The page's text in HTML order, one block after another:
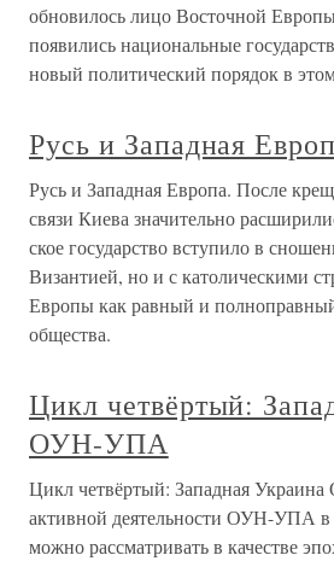
обновилось лицо Восточной
появились национальные
новый политический порядок в
Русь и Западная
Русь и Западная Европа. После
связи Киева значительно
ское государство вступило в
Византией, но и с католическими
Европы как равный и
общества.
Цикл четвёртый:
ОУН-УПА
Цикл четвёртый: Западная
активной деятельности ОУН-УПА
можно рассматривать в качестве